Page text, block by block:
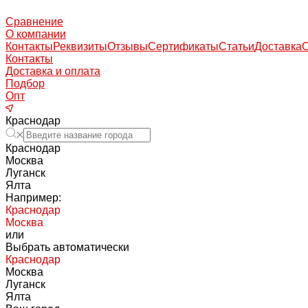
Сравнение
О компании
КонтактыРеквизитыОтзывыСертификатыСтатьиДоставка
Контакты
Доставка и оплата
Подбор
Опт
Краснодар
Краснодар
Москва
Луганск
Ялта
Например:
Краснодар
Москва
или
Выбрать автоматически
Краснодар
Москва
Луганск
Ялта